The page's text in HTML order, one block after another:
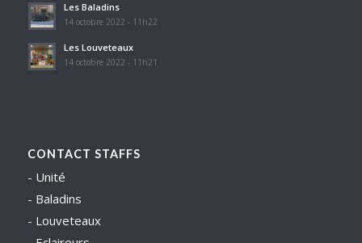
Les Baladins
14 octobre 2022 - 11h22
Les Louveteaux
14 octobre 2022 - 11h21
CONTACT STAFFS
- Unité
- Baladins
- Louveteaux